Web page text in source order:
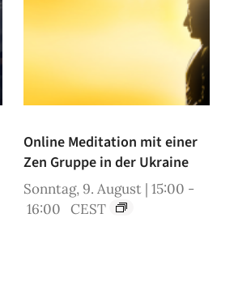
Online Meditation mit einer
Zen Gruppe in der Ukraine
Sonntag, 9. August | 15:00 -
16:00 CEST